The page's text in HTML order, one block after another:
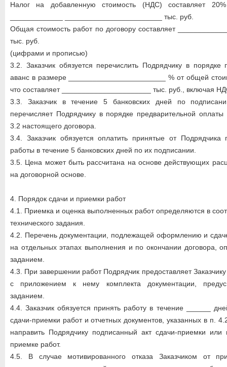
Налог на добавленную стоимость (НДС) составляет
_____________ ________________________ тыс. руб.
Общая стоимость работ по договору составляет
тыс. руб.
(цифрами и прописью)
3.2. Заказчик обязуется перечислить Подрядчику в порядке
аванс в размере ________________________ % от общей
что составляет ______________________ тыс. руб., включая
3.3. Заказчик в течение 5 банковских дней по
перечисляет Подрядчику в порядке предварительной
3.2 настоящего договора.
3.4. Заказчик обязуется оплатить принятые от Подрядчика
работы в течение 5 банковских дней по их подписании.
3.5. Цена может быть рассчитана на основе действующих
на договорной основе.
4. Порядок сдачи и приемки работ
4.1. Приемка и оценка выполненных работ определяются в
технического задания.
4.2. Перечень документации, подлежащей оформлению и
на отдельных этапах выполнения и по окончании договора,
заданием.
4.3. При завершении работ Подрядчик предоставляет
с приложением к нему комплекта документации,
заданием.
4.4. Заказчик обязуется принять работу в течение ______
сдачи-приемки работ и отчетных документов, указанных в п.
направить Подрядчику подписанный акт сдачи-приемки или
приемке работ.
4.5. В случае мотивированного отказа Заказчиком от